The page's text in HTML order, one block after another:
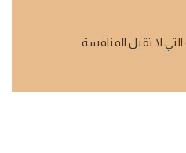
لا تقبل المنافسة.